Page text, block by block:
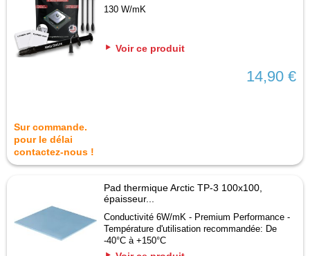
130 W/mK
Voir ce produit
14,90 €
Sur commande.
pour le délai
contactez-nous !
Pad thermique Arctic TP-3 100x100,
épaisseur...
Conductivité 6W/mK - Premium Performance -
Température d'utilisation recommandée: De
-40°C à +150°C